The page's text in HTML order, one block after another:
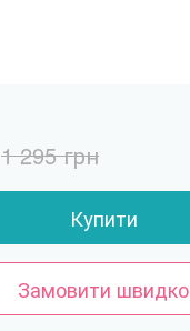
1 295 грн
Купити
Замовити швидко